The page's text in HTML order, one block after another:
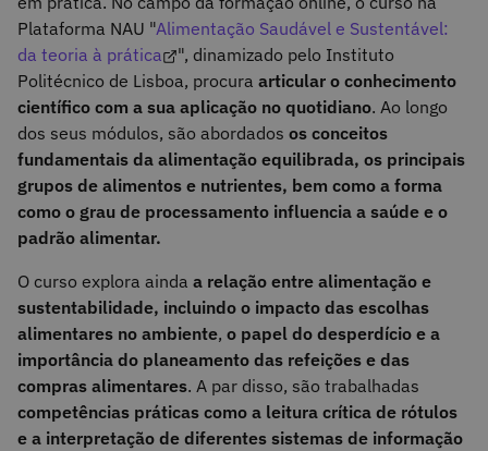
Plataforma NAU "Alimentação Saudável e Sustentável:
da teoria à prática
", dinamizado pelo Instituto
Politécnico de Lisboa, procura articular o conhecimento
científico com a sua aplicação no quotidiano. Ao longo
dos seus módulos, são abordados os conceitos
fundamentais da alimentação equilibrada, os principais
grupos de alimentos e nutrientes, bem como a forma
como o grau de processamento influencia a saúde e o
padrão alimentar.
O curso explora ainda a relação entre alimentação e
sustentabilidade, incluindo o impacto das escolhas
alimentares no ambiente, o papel do desperdício e a
importância do planeamento das refeições e das
compras alimentares. A par disso, são trabalhadas
competências práticas como a leitura crítica de rótulos
e a interpretação de diferentes sistemas de informação